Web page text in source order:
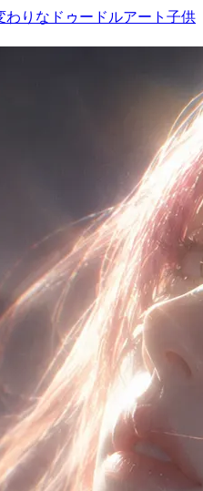
わりなドゥードルアート 子供